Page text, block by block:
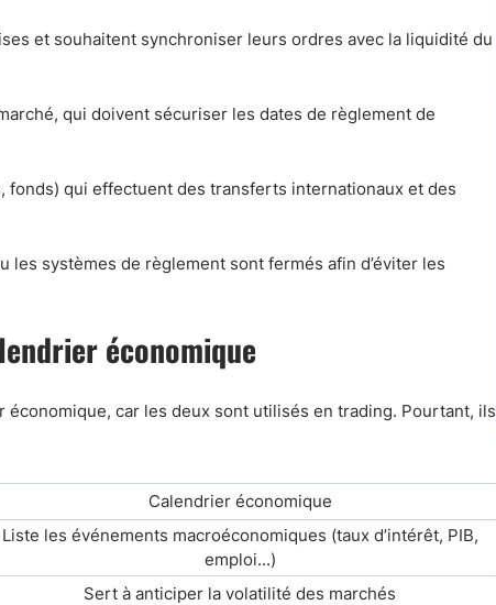
et souhaitent synchroniser leurs ordres avec la liquidité du
qui doivent sécuriser les dates de règlement de
fonds) qui effectuent des transferts internationaux et des
les systèmes de règlement sont fermés afin d’éviter les
économique
car les deux sont utilisés en trading. Pourtant, ils
Calendrier économique
Liste les événements macroéconomiques (taux d’intérêt, PIB,
emploi...)
Sert à anticiper la volatilité des marchés